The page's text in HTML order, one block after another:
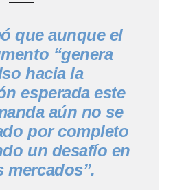
que aunque el
“genera
hacia la
esperada este
aún no se
por completo
un desafío en
mercados”.